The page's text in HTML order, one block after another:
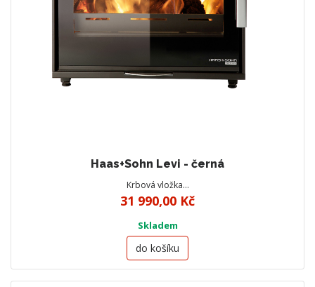
Haas+Sohn Levi - černá
Krbová vložka…
31 990,00 Kč
Skladem
do košíku